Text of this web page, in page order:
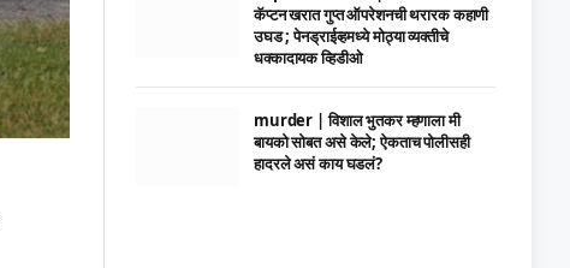
कॅप्टन खरात गुप्त ऑपरेशनची थरारक कहाणी
उघड ; पेनड्राईव्हमध्ये मोठ्या व्यक्तीचे
धक्कादायक व्हिडीओ
murder | विशाल भुतकर म्हणाला मी
बायको सोबत असे केले; ऐकताच पोलीसही
हादरले असं काय घडलं?